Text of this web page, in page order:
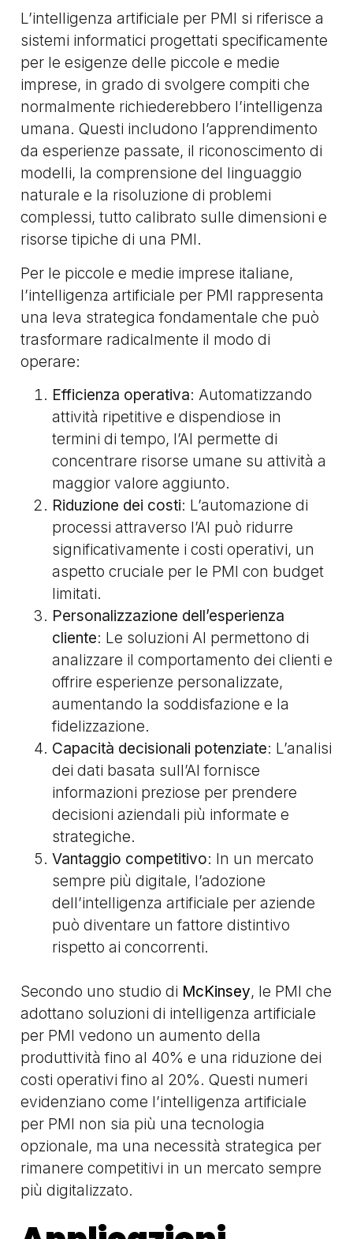
L’intelligenza artificiale per PMI si riferisce a
sistemi informatici progettati specificamente
per le esigenze delle piccole e medie
imprese, in grado di svolgere compiti che
normalmente richiederebbero l’intelligenza
umana. Questi includono l’apprendimento
da esperienze passate, il riconoscimento di
modelli, la comprensione del linguaggio
naturale e la risoluzione di problemi
complessi, tutto calibrato sulle dimensioni e
risorse tipiche di una PMI.
Per le piccole e medie imprese italiane,
l’intelligenza artificiale per PMI rappresenta
una leva strategica fondamentale che può
trasformare radicalmente il modo di
operare:
Efficienza operativa: Automatizzando
attività ripetitive e dispendiose in
termini di tempo, l’AI permette di
concentrare risorse umane su attività a
maggior valore aggiunto.
Riduzione dei costi: L’automazione di
processi attraverso l’AI può ridurre
significativamente i costi operativi, un
aspetto cruciale per le PMI con budget
limitati.
Personalizzazione dell’esperienza
cliente: Le soluzioni AI permettono di
analizzare il comportamento dei clienti e
offrire esperienze personalizzate,
aumentando la soddisfazione e la
fidelizzazione.
Capacità decisionali potenziate: L’analisi
dei dati basata sull’AI fornisce
informazioni preziose per prendere
decisioni aziendali più informate e
strategiche.
Vantaggio competitivo: In un mercato
sempre più digitale, l’adozione
dell’intelligenza artificiale per aziende
può diventare un fattore distintivo
rispetto ai concorrenti.
Secondo uno studio di McKinsey, le PMI che
adottano soluzioni di intelligenza artificiale
per PMI vedono un aumento della
produttività fino al 40% e una riduzione dei
costi operativi fino al 20%. Questi numeri
evidenziano come l’intelligenza artificiale
per PMI non sia più una tecnologia
opzionale, ma una necessità strategica per
rimanere competitivi in un mercato sempre
più digitalizzato.